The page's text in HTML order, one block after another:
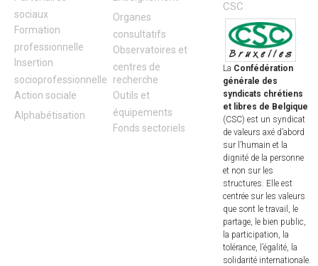
sociaux
Formation
professionnelle
Insertion
socioprofessionnelle
Action sociale
Alphabétisation
Organes
consultatifs
Observatoires et
centres de
recherche
Outils et
équipements
Fonds sectoriels
CSC
La Confédération
générale des
syndicats chrétiens
et libres de Belgique
(CSC) est un syndicat
de valeurs axé d’abord
sur l’humain et la
dignité de la personne
et non sur les
structures. Elle est
centrée sur les valeurs
que sont le travail, le
partage, le bien public,
la participation, la
tolérance, l’égalité, la
solidarité internationale.